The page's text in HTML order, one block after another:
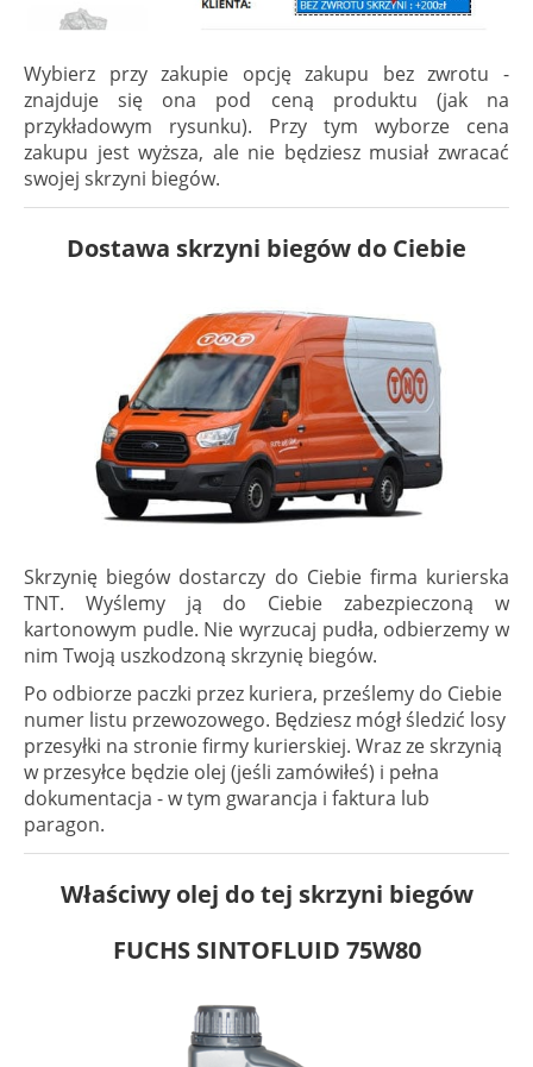
Wybierz przy zakupie opcję zakupu bez zwrotu -
znajduje się ona pod ceną produktu (jak na
przykładowym rysunku). Przy tym wyborze cena
zakupu jest wyższa, ale nie będziesz musiał zwracać
swojej skrzyni biegów.
Dostawa skrzyni biegów do Ciebie
Skrzynię biegów dostarczy do Ciebie firma kurierska
TNT. Wyślemy ją do Ciebie zabezpieczoną w
kartonowym pudle. Nie wyrzucaj pudła, odbierzemy w
nim Twoją uszkodzoną skrzynię biegów.
Po odbiorze paczki przez kuriera, prześlemy do Ciebie
numer listu przewozowego. Będziesz mógł śledzić losy
przesyłki na stronie firmy kurierskiej. Wraz ze skrzynią
w przesyłce będzie olej (jeśli zamówiłeś) i pełna
dokumentacja - w tym gwarancja i faktura lub
paragon.
Właściwy olej do tej skrzyni biegów
FUCHS SINTOFLUID 75W80